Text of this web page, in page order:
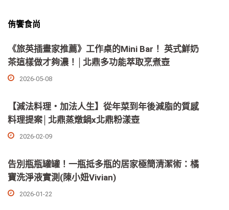
侑饗食尚
《旅英插畫家推薦》工作桌的Mini Bar！ 英式鮮奶
茶這樣做才夠濃！│北鼎多功能萃取烹煮壺
2026-05-08
【減法料理・加法人生】從年菜到年後減脂的質感
料理提案│北鼎蒸燉鍋x北鼎粉漾壺
2026-02-09
告別瓶瓶罐罐！一瓶抵多瓶的居家極簡清潔術：橘
寶洗淨液實測(陳小妞Vivian)
2026-01-22